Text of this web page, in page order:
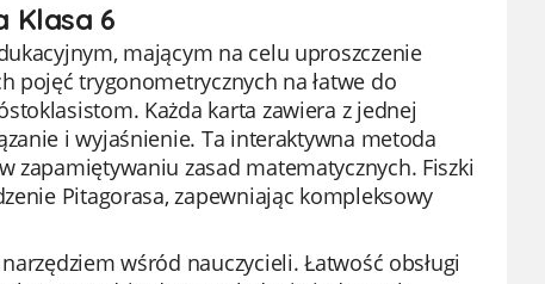
Klasa 6
mającym na celu uproszczenie
pojęć trygonometrycznych na łatwe do
Każda karta zawiera z jednej
i wyjaśnienie. Ta interaktywna metoda
zapamiętywaniu zasad matematycznych. Fiszki
Pitagorasa, zapewniając kompleksowy
wśród nauczycieli. Łatwość obsługi